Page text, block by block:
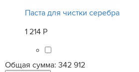
Паста для чистки серебра
1 214 Р
Общая сумма: 342 912